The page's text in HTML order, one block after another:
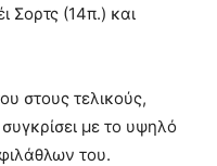
Σορτς (14π.) και
στους τελικούς,
με το υψηλό
του.